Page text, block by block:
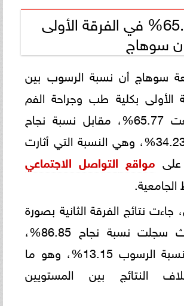
رسوب 65.77% في الفرقة الأولى
سوهاج
سوهاج أن نسبة الرسوب بين
الأولى بكلية طب وجراحة الفم
والأسنان بلغت 65.77%، مقابل نسبة نجاح
وصلت إلى 34.23%، وهي النسبة التي أثارت
على مواقع التواصل الاجتماعي
الجامعية.
جاءت نتائج الفرقة الثانية بصورة
مختلفة، حيث سجلت نسبة نجاح 86.85%،
بينما بلغت نسبة الرسوب 13.15%، وهو ما
النتائج بين المستويين